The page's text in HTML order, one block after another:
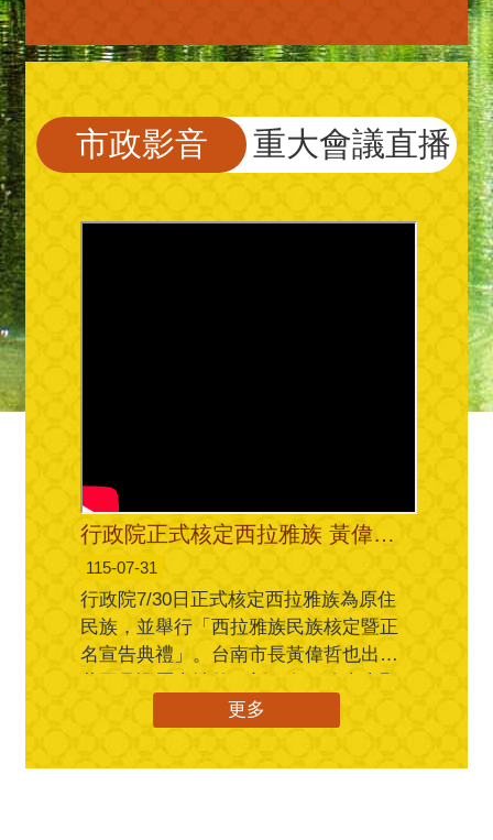
市政影音 重大會議直播
行政院正式核定西拉雅族 黃偉哲感謝各界推動正名
115-07-31
行政院7/30日正式核定西拉雅族為原住
民族，並舉行「西拉雅族民族核定暨正
名宣告典禮」。台南市長黃偉哲也出席
持不懈的族人、耆老、文化工作者及學
族正名歷經數十年努力，今天終於迎來
更多